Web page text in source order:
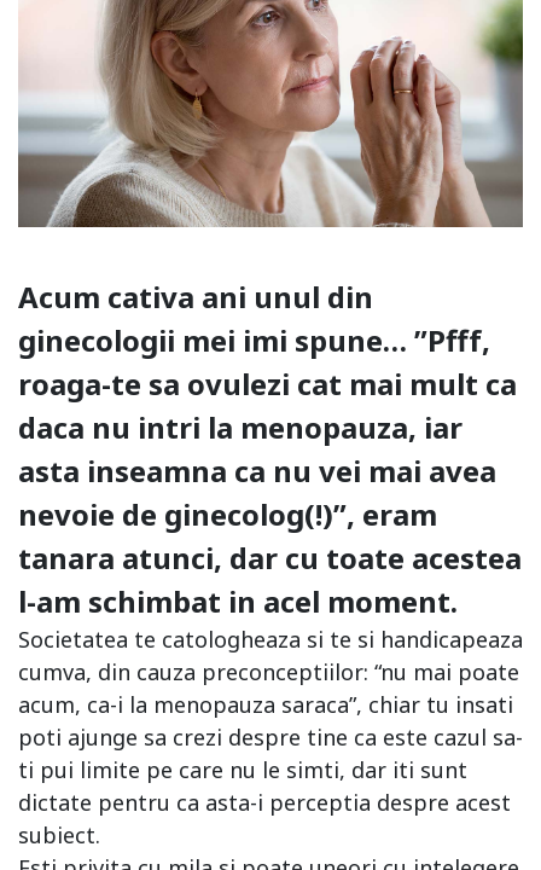
Acum cativa ani unul din
ginecologii mei imi spune… ”Pfff,
roaga-te sa ovulezi cat mai mult ca
daca nu intri la menopauza, iar
asta inseamna ca nu vei mai avea
nevoie de ginecolog(!)”, eram
tanara atunci, dar cu toate acestea
l-am schimbat in acel moment.
Societatea te catologheaza si te si handicapeaza
cumva, din cauza preconceptiilor: “nu mai poate
acum, ca-i la menopauza saraca”, chiar tu insati
poti ajunge sa crezi despre tine ca este cazul sa-
ti pui limite pe care nu le simti, dar iti sunt
dictate pentru ca asta-i perceptia despre acest
subiect.